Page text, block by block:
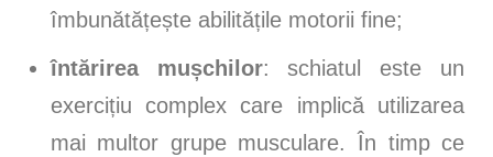
îmbunătățește abilitățile motorii fine;
întărirea mușchilor: schiatul este un
exercițiu complex care implică utilizarea
mai multor grupe musculare. În timp ce